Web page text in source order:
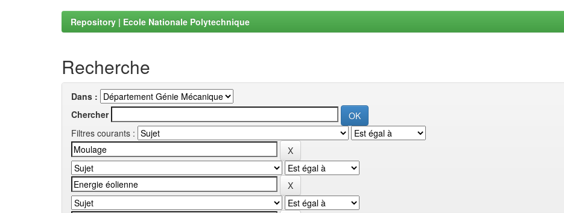
Repository | Ecole Nationale Polytechnique
Recherche
Dans :
Chercher
Filtres courants :